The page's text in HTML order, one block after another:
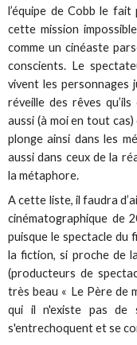
l’équipe de Cobb le
cette mission
comme un cinéaste
conscients. Le
vivent les personnages
réveille des rêves
aussi (à moi en tout
plonge ainsi dans les
aussi dans ceux de la
la métaphore.
A cette liste, il faudra
cinématographique de
puisque le spectacle du
la fiction, si proche de
(producteurs de
très beau « Le Père de
qui il n'existe pas de
s'entrechoquent et se